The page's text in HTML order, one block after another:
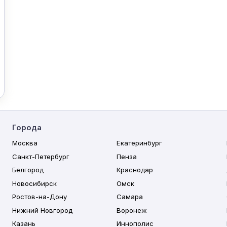
Города
Москва
Санкт-Петербург
Белгород
Новосибирск
Ростов-на-Дону
Нижний Новгород
Казань
Екатеринбург
Пенза
Краснодар
Омск
Самара
Воронеж
Иннополис